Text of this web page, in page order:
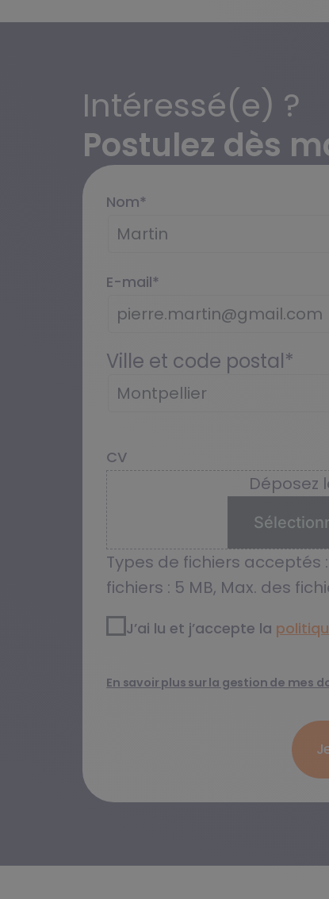
Intéressé(e) ?
Postulez dès
Nom*
E-mail*
Ville et code postal*
CV
Déposez
Types de fichiers acceptés
fichiers : 5 MB, Max. des
RGPD2 *
J’ai lu et j’accepte la
En savoir plus sur la gestion de mes